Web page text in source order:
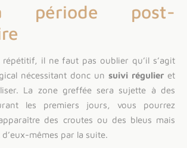
période post-
répétitif, il ne faut pas oublier qu’il s’agit
nécessitant donc un suivi régulier et
La zone greffée sera sujette à des
les premiers jours, vous pourrez
des croutes ou des bleus mais
mêmes par la suite.